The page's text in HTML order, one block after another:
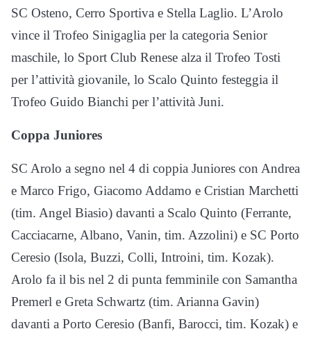
SC Osteno, Cerro Sportiva e Stella Laglio. L’Arolo
vince il Trofeo Sinigaglia per la categoria Senior
maschile, lo Sport Club Renese alza il Trofeo Tosti
per l’attività giovanile, lo Scalo Quinto festeggia il
Trofeo Guido Bianchi per l’attività Juni.
Coppa Juniores
SC Arolo a segno nel 4 di coppia Juniores con Andrea
e Marco Frigo, Giacomo Addamo e Cristian Marchetti
(tim. Angel Biasio) davanti a Scalo Quinto (Ferrante,
Cacciacarne, Albano, Vanin, tim. Azzolini) e SC Porto
Ceresio (Isola, Buzzi, Colli, Introini, tim. Kozak).
Arolo fa il bis nel 2 di punta femminile con Samantha
Premerl e Greta Schwartz (tim. Arianna Gavin)
davanti a Porto Ceresio (Banfi, Barocci, tim. Kozak) e